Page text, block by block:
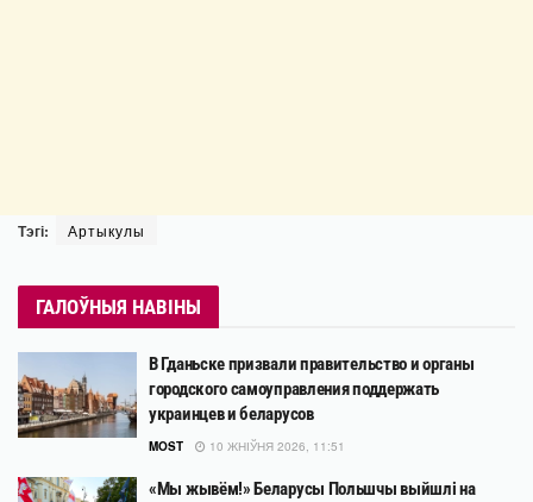
Тэгі: Артыкулы
ГАЛОЎНЫЯ НАВІНЫ
В Гданьске призвали правительство и органы
городского самоуправления поддержать
украинцев и беларусов
MOST 10 ЖНІЎНЯ 2026, 11:51
«Мы жывём!» Беларусы Польшчы выйшлі на